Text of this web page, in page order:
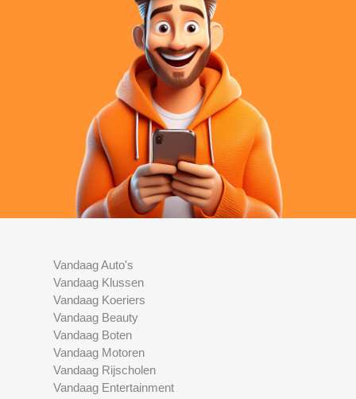
Vandaag Auto's
Vandaag Klussen
Vandaag Koeriers
Vandaag Beauty
Vandaag Boten
Vandaag Motoren
Vandaag Rijscholen
Vandaag Entertainment